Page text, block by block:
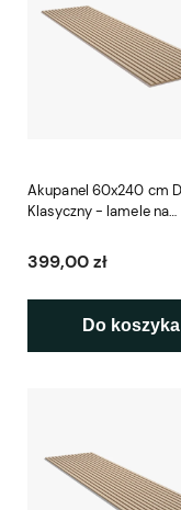
Akupanel 60x240 cm
Klasyczny - lamele na
399,00 zł
Do koszyka